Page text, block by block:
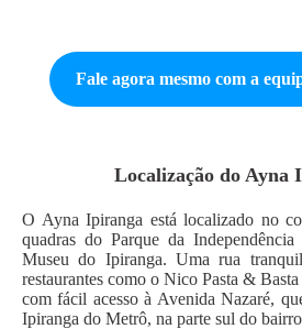
Fale agora mesmo com a
Localização do Ayna
O Ayna Ipiranga está localizado no
quadras do Parque da
Museu do Ipiranga. Uma rua
restaurantes como o Nico Pasta &
com fácil acesso à Avenida Nazaré,
Ipiranga do Metrô, na parte sul do